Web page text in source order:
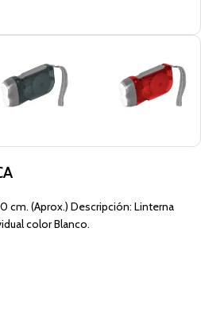
cm. (Aprox.) Descripción: Linterna
color Blanco.